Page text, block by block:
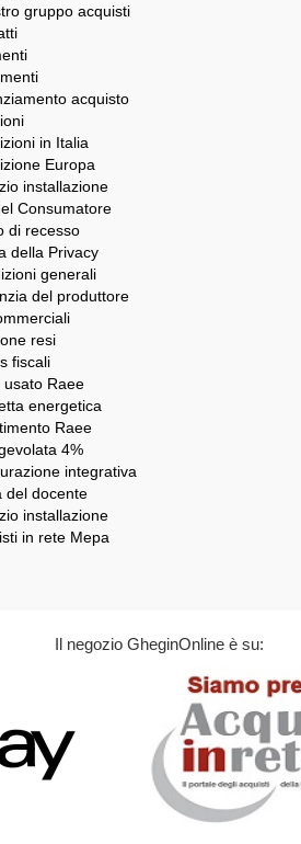
gruppo acquisti
acquisto
in Italia
Europa
installazione
Consumatore
di recesso
della Privacy
generali
del produttore
resi
fiscali
usato Raee
energetica
Raee
4%
integrativa
del docente
installazione
in rete Mepa
Il negozio GheginOnline è su: